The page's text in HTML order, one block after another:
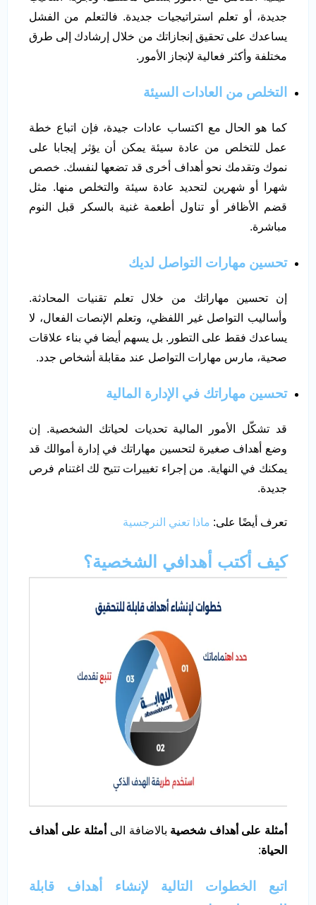
جديدة، أو تعلم استراتيجيات جديدة. فالتعلم من الفشل
يساعدك على تحقيق إنجازاتك من خلال إرشادك إلى طرق
مختلفة وأكثر فعالية لإنجاز الأمور.
التخلص من العادات السيئة
كما هو الحال مع اكتساب عادات جيدة، فإن اتباع خطة
عمل للتخلص من عادة سيئة يمكن أن يؤثر إيجابا على
نموك وتقدمك نحو أهداف أخرى قد تضعها لنفسك. خصص
شهرا أو شهرين لتحديد عادة سيئة والتخلص منها. مثل
قضم الأظافر أو تناول أطعمة غنية بالسكر قبل النوم
مباشرة.
تحسين مهارات التواصل لديك
إن تحسين مهاراتك من خلال تعلم تقنيات المحادثة.
وأساليب التواصل غير اللفظي، وتعلم الإنصات الفعال، لا
يساعدك فقط على التطور. بل يسهم أيضا في بناء علاقات
صحية، مارس مهارات التواصل عند مقابلة أشخاص جدد.
تحسين مهاراتك في الإدارة المالية
قد تشكّل الأمور المالية تحديات لحياتك الشخصية. إن
وضع أهداف صغيرة لتحسين مهاراتك في إدارة أموالك قد
يمكنك في النهاية. من إجراء تغييرات تتيح لك اغتنام فرص
جديدة.
تعرف أيضًا على: ماذا تعني النرجسية
كيف أكتب أهدافي الشخصية؟
أمثلة على أهداف شخصية بالاضافة الى
أمثلة على أهداف
الحياة:
اتبع الخطوات التالية لإنشاء أهداف قابلة